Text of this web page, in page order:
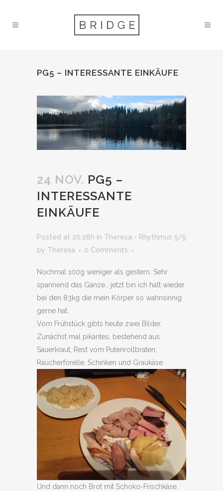
PG5 – INTERESSANTE EINKÄUFE
24 NOV. PG5 –
INTERESSANTE
EINKÄUFE
Posted at 20:28h in Theresa - Rhythmus 5/5
by Theresa 0 Comments
Nochmal 100g weniger als gestern. Sehr
spannend das Ganze… jetzt bin ich halt wieder
bei den 83kg die mein Körper so wahnsinnig
gerne hat.
Vom Frühstück gibts heute zwei Bilder.
Zunächst mal pikantes, bestehend aus
Sauerkraut, Rest vom Putenrollbraten,
Räucherforelle, Schinken und Graukäse.
Und dann noch Brot mit Schoko-Frischkäse.